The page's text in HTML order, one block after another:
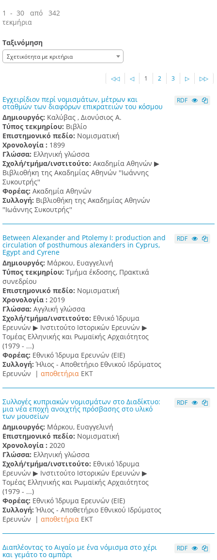
1 - 30 από 342
τεκμήρια
Ταξινόμηση
Σχετικότητα με κριτήρια
◁◁ ◁ 1 2 3 ▷ ▷▷
Εγχειρίδιον περί νομισμάτων, μέτρων και
σταθμών των διαφόρων επικρατειών του κόσμου
Δημιουργός: Καλύβας , Διονύσιος Α.
Τύπος τεκμηρίου: Βιβλίο
Επιστημονικό πεδίο: Νομισματική
Χρονολογία : 1899
Γλώσσα: Ελληνική γλώσσα
Σχολή/τμήμα/ινστιτούτο: Ακαδημία Αθηνών ▶
Βιβλιοθήκη της Ακαδημίας Αθηνών ''Ιωάννης
Συκουτρής''
Φορέας: Ακαδημία Αθηνών
Συλλογή: Βιβλιοθήκη της Ακαδημίας Αθηνών
''Ιωάννης Συκουτρής''
RDF
Between Alexander and Ptolemy I: production and
circulation of posthumous alexanders in Cyprus,
Egypt and Cyrene
Δημιουργός: Μάρκου, Ευαγγελινή
Τύπος τεκμηρίου: Τμήμα έκδοσης, Πρακτικά
συνεδρίου
Επιστημονικό πεδίο: Νομισματική
Χρονολογία : 2019
Γλώσσα: Αγγλική γλώσσα
Σχολή/τμήμα/ινστιτούτο: Εθνικό Ίδρυμα
Ερευνών ▶ Ινστιτούτο Ιστορικών Ερευνών ▶
Τομέας Ελληνικής και Ρωμαϊκής Αρχαιότητος
(1979 - ...)
Φορέας: Εθνικό Ίδρυμα Ερευνών (ΕΙΕ)
Συλλογή:Ήλιος - Αποθετήριο Εθνικού Ιδρύματος
Ερευνών | αποθετήρια EKT
RDF
Συλλογές κυπριακών νομισμάτων στο Διαδίκτυο:
μια νέα εποχή ανοιχτής πρόσβασης στο υλικό
των μουσείων
Δημιουργός: Μάρκου, Ευαγγελινή
Επιστημονικό πεδίο: Νομισματική
Χρονολογία : 2020
Γλώσσα: Ελληνική γλώσσα
Σχολή/τμήμα/ινστιτούτο: Εθνικό Ίδρυμα
Ερευνών ▶ Ινστιτούτο Ιστορικών Ερευνών ▶
Τομέας Ελληνικής και Ρωμαϊκής Αρχαιότητος
(1979 - ...)
Φορέας: Εθνικό Ίδρυμα Ερευνών (ΕΙΕ)
Συλλογή:Ήλιος - Αποθετήριο Εθνικού Ιδρύματος
Ερευνών | αποθετήρια EKT
RDF
Διαπλέοντας το Αιγαίο με ένα νόμισμα στο χέρι
και γεμάτο το αμπάρι
RDF